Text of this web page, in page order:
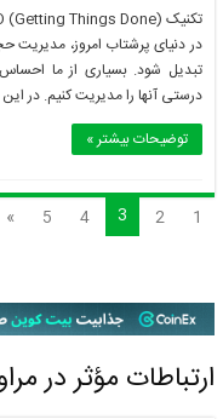
در دنیای پرشتاب امروز،
تبدیل شود. بسیاری از ما
درستی آنها را مدیریت کنیم. در
توضیحات بیشتر »
1
2
3
4
5
»
ارتباطات مؤثر در